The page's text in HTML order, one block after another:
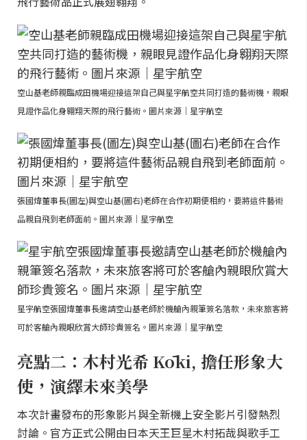
空山基老師親臨成田機場迎接這架自己與星宇航空共同打造的藝術機，親眼
見證作品化身翱翔天際的飛行藝術。圖片來源｜星宇航空
張國煒董事長(圖左)與空山基(圖右)老師在合作初期便相約，要將這件藝術
品親自飛到老師面前。圖片來源｜星宇航空
星宇航空張國煒董事長邀請空山基老師於機艙內親筆簽名落款，未來旅客將
可於客艙內親眼欣賞大師珍貴簽名。圖片來源｜星宇航空
亮點二：木村光希 Kōki, 擔任形象大
使，演繹未來美學
本次計畫發布的形象影片與全新機上安全影片引發熱烈
討論。官方正式公開由日本天王巨星木村拓哉與歌手工